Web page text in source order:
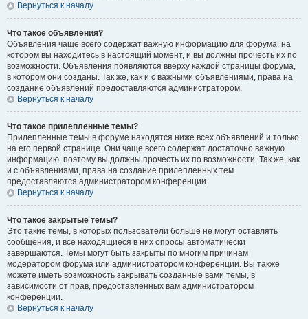
Вернуться к началу
Что такое объявления?
Объявления чаще всего содержат важную информацию для форума, на
котором вы находитесь в настоящий момент, и вы должны прочесть их по
возможности. Объявления появляются вверху каждой страницы форума,
в котором они созданы. Так же, как и с важными объявлениями, права на
создание объявлений предоставляются администратором.
Вернуться к началу
Что такое прилепленные темы?
Прилепленные темы в форуме находятся ниже всех объявлений и только
на его первой странице. Они чаще всего содержат достаточно важную
информацию, поэтому вы должны прочесть их по возможности. Так же, как
и с объявлениями, права на создание прилепленных тем
предоставляются администратором конференции.
Вернуться к началу
Что такое закрытые темы?
Это такие темы, в которых пользователи больше не могут оставлять
сообщения, и все находящиеся в них опросы автоматически
завершаются. Темы могут быть закрыты по многим причинам
модератором форума или администратором конференции. Вы также
можете иметь возможность закрывать созданные вами темы, в
зависимости от прав, предоставленных вам администратором
конференции.
Вернуться к началу